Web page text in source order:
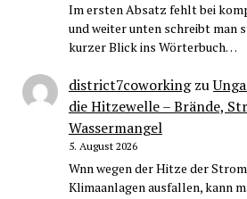
Im ersten Absatz fehlt bei
und weiter unten schreibt man
kurzer Blick ins Wörterbuch…
district7coworkingzu
die Hitzewelle – Brände,
Wassermangel
5. August 2026
Wnn wegen der Hitze der
Klimaanlagen ausfallen, kann